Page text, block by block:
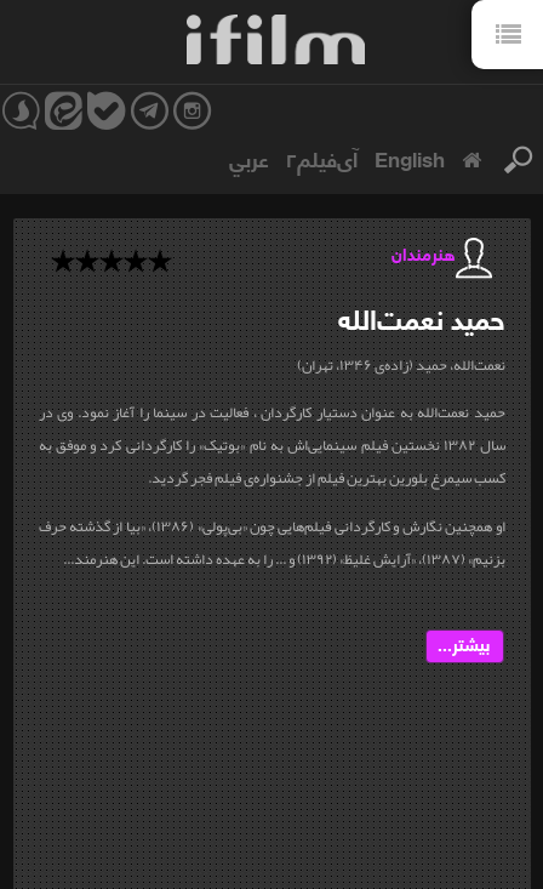
English آی‌فیلم۲ عربي
هنرمندان
حمیدنعمت‌الله
نعمتالله، حمید (زادهی ۱۳۴۶، تهران)
حمید نعمت‌الله به عنوان دستیار کارگردان ، فعالیت در سینما را آغاز نمود. وی در
سال ۱۳۸۲ نخستین فیلم سینمایی‌اش به نام «بوتیک» را کارگردانی کرد و موفق به
کسب سیمرغ بلورین بهترین فیلم از جشنوارهی فیلم فجر گردید.
او همچنین نگارش و کارگردانی فیلم‌هایی چون «بی‌پولی» (۱۳۸۶)، «بیا از گذشته حرف
بزنیم» (۱۳۸۷)، «آرایش غلیظ» (۱۳۹۲) و ... را به عهده داشته است. این هنرمند...
بیشتر...